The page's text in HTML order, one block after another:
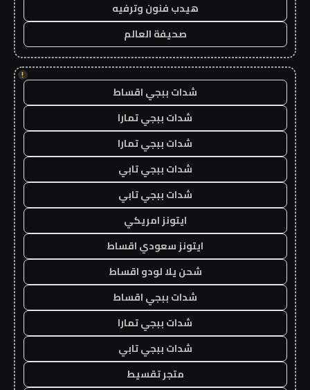
هيدب فنون وترفيه
صحيفة العالم
!
شدات ببجي اقساط
شدات ببجي تمارا
شدات ببجي تمارا
شدات ببجي تابي
شدات ببجي تابي
ايتونز امريكي
ايتونز سعودي اقساط
شحن يلا لودو اقساط
شدات ببجي اقساط
شدات ببجي تمارا
شدات ببجي تابي
متجر تقسيط